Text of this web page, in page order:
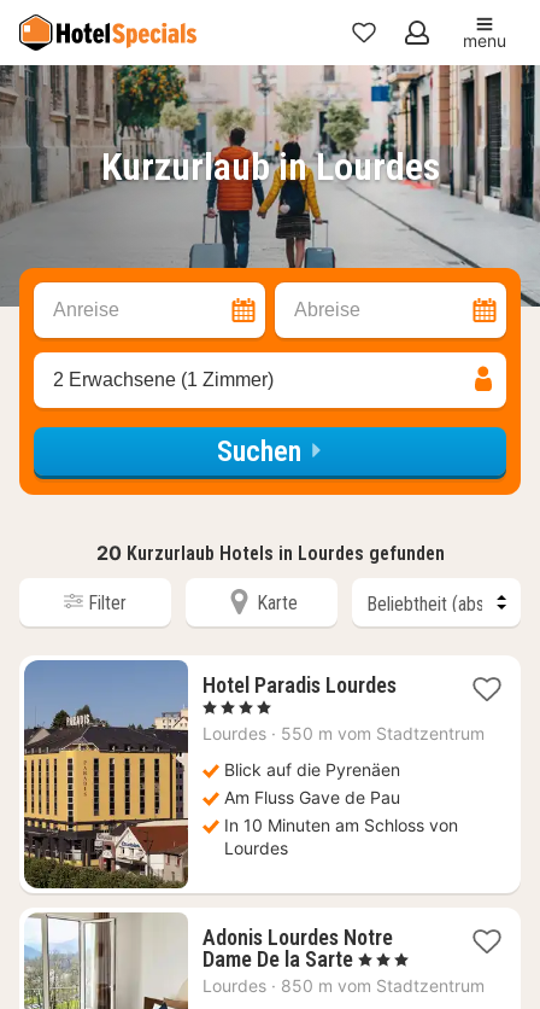
Meine
Favoriten
menu
Kurzurlaub in Lourdes
Anreise Abreise
2 Erwachsene (1 Zimmer)
Suchen
20 Kurzurlaub Hotels in Lourdes gefunden
Filter Karte
Hotel Paradis Lourdes1
ab
€
, 4 Sterne
Lourdes · 550 m vom Stadtzentrum
Blick auf die Pyrenäen
Am Fluss Gave de Pau
In 10 Minuten am Schloss von
Lourdes
Adonis Lourdes Notre
Dame De la Sarte1
Nacht
, 3 Sterne
Lourdes · 850 m vom Stadtzentrum